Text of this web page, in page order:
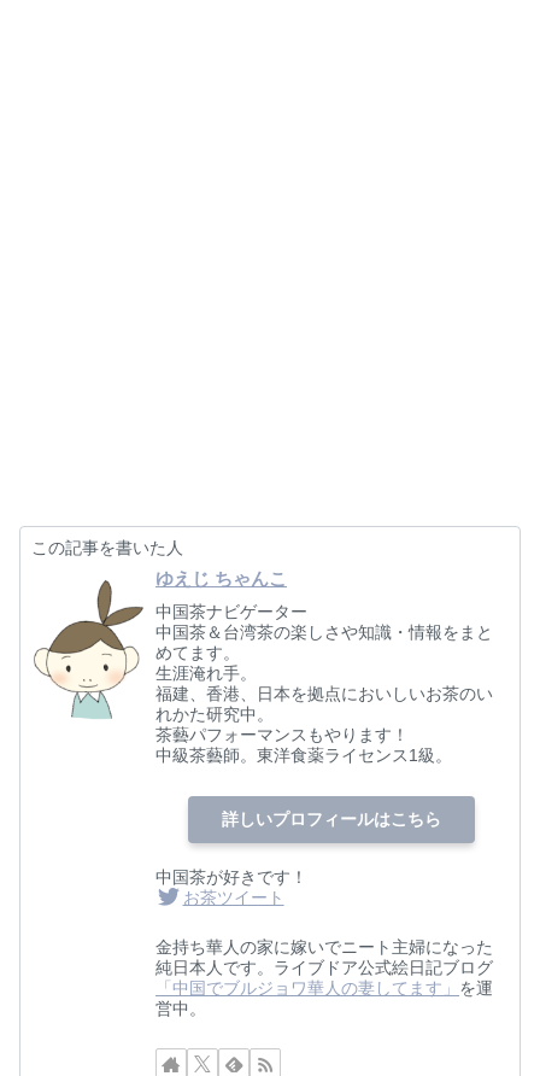
この記事を書いた人
ゆえじ ちゃんこ
中国茶ナビゲーター
中国茶＆台湾茶の楽しさや知識・情報をまと
めてます。
生涯淹れ手。
福建、香港、日本を拠点においしいお茶のい
れかた研究中。
茶藝パフォーマンスもやります！
中級茶藝師。東洋食薬ライセンス1級。
詳しいプロフィールはこちら
中国茶が好きです！
お茶ツイート
金持ち華人の家に嫁いでニート主婦になった
純日本人です。ライブドア公式絵日記ブログ
「中国でブルジョワ華人の妻してます」 を運
営中。